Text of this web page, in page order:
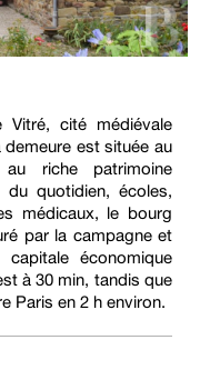
Vitré, cité médiévale
demeure est située au
riche patrimoine
quotidien, écoles,
médicaux, le bourg
par la campagne et
économique
à 30 min, tandis que
Paris en 2 h environ.